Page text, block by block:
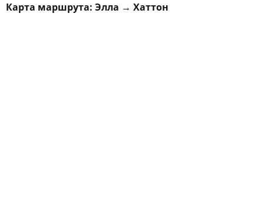
Карта маршрута: Элла → Хаттон